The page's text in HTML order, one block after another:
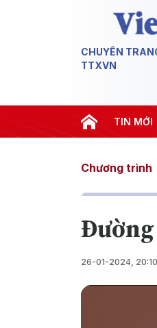
CHUYÊN
TTXVN
TIN MỚI
dịch 500 ngày đêm
Chương trình
Đường
26-01-2024, 20:10